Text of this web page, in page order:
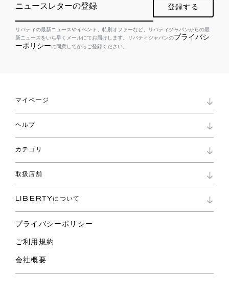
ニュースレターの登録 登録する
リバティの最新ニュースやイベント、特別オファーなど、リバティジャパンからの最
新ニュースをいち早くメールにてお届けします。リバティジャパンのプライバシ
ーポリシーに同意してからご登録ください。
マイページ
ロイヤリティプログラム
パスワード再設定
ショッピングバッグ
ヘルプ
お問い合わせ
よくあるご質問
ご利用ガイド
カテゴリ
コレクション
ファブリックス
バッグ
スカーフ
ウェア
ライフスタイル
スペシャル
取扱店舗
リバティ・ファブリックス
LIBERTYについて
プライバシーポリシー
ご利用規約
会社概要